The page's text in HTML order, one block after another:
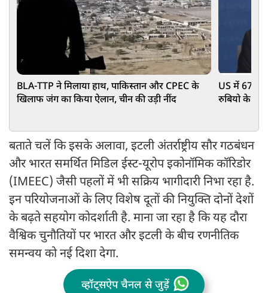
BLA-TTP ने मिलाया हाथ, पाकिस्तान और CPEC के
खिलाफ जंग का किया ऐलान, चीन की उड़ी नींद
US में 67
रुबियो के
बताते चलें कि इसके अलावा, इटली अंतर्राष्ट्रीय सौर गठबंधन
और भारत समर्थित मिडिल ईस्ट-यूरोप इकोनॉमिक कॉरिडोर
(IMEEC) जैसी पहलों में भी सक्रिय भागीदारी निभा रहा है.
इन परियोजनाओं के लिए विशेष दूतों की नियुक्ति दोनों देशों
के बढ़ते सहयोग कोदर्शाती है. माना जा रहा है कि यह दौरा
वैश्विक चुनौतियों पर भारत और इटली के बीच रणनीतिक
समन्वय को नई दिशा देगा.
व्हॉट्सऐप चैनल से जुड़ें